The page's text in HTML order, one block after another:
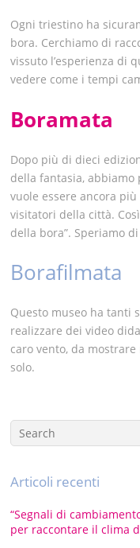
Ogni triestino ha
bora. Cerchiamo di
vissuto l’esperienza di
vedere come i tempi
Boramata
Dopo più di dieci
della fantasia, abbiamo
vuole essere ancora
visitatori della città.
della bora”. Speriamo
Borafilmata
Questo museo ha tanti
realizzare dei video
caro vento, da
solo.
Articoli recenti
“Segnali di
per raccontare il clima